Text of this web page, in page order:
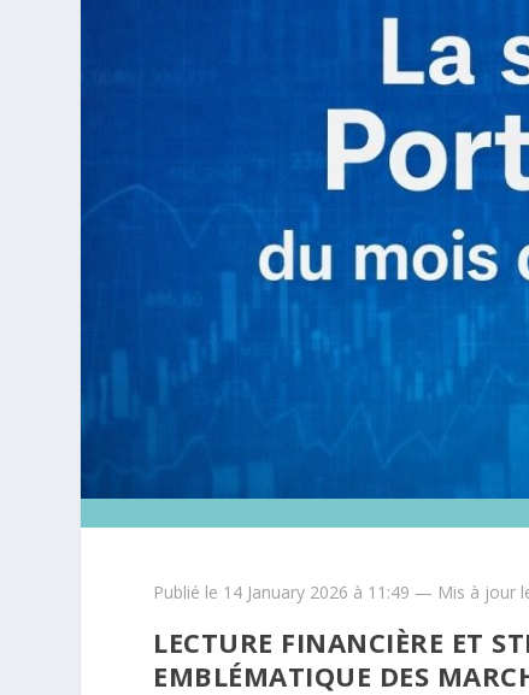
Publié le 14 January 2026 à 11:49 — Mis à jour
LECTURE FINANCIÈRE ET
EMBLÉMATIQUE DES